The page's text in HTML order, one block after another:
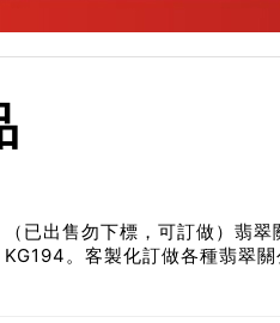
（已出售勿下標，可訂做）翡
KG194。客製化訂做各種翡翠